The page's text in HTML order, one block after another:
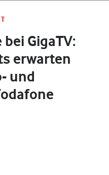
GigaTV:
erwarten
und